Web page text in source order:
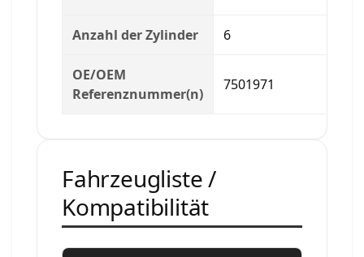
Anzahl der Zylinder 6
OE/OEM
Referenznummer(n)
7501971
Fahrzeugliste /
Kompatibilität